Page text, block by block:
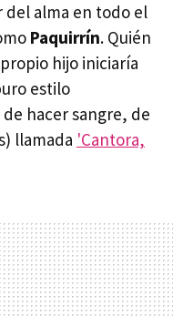
del alma en todo el
Paquirrín. Quién
hijo iniciaría
estilo
hacer sangre, de
llamada 'Cantora,